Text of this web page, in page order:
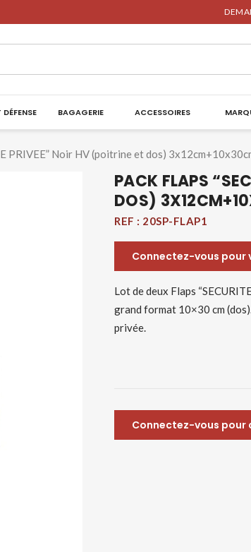
BAGAGERIE ACCESSOIRES
PRIVEE” Noir HV (poitrine et dos)
PACK FLAPS
DOS)
REF : 20SP-FLAP1
Connectez-vous pour
Lot de deux Flaps
grand format 10×30 cm
privée.
Connectez-vous pour